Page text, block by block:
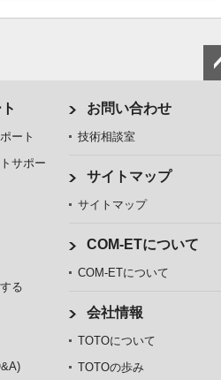
ート
サポー
る
お問い合わせ
技術相談室
サイトマップ
サイトマップ
COM-ETについて
COM-ETについて
会社情報
TOTOについて
TOTOの歩み